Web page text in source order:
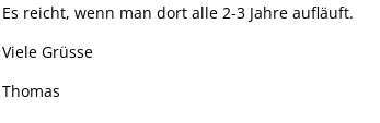
Es reicht, wenn man dort alle 2-3 Jahre aufläuft.
Viele Grüsse
Thomas